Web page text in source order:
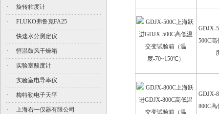
· 旋转粘度计
· FLUKO弗鲁克FA25
· 快速水分测定仪
· 恒温鼓风干燥箱
· 实验室酸度计
· 实验室电导率仪
· 梅特勒电子天平
· 上海右一仪器有限公司
GDJX-
500C
GDJX-
800C